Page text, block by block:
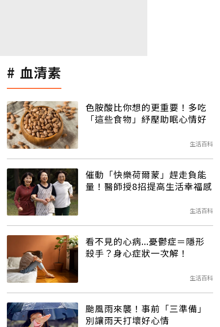
血清素
色胺酸比你想的更重要！多吃
「這些食物」紓壓助眠心情好
生活百科
催動「快樂荷爾蒙」趕走負能
量！醫師授8招提高生活幸福感
生活百科
看不見的心病...憂鬱症＝隱形
殺手？身心症狀一次解！
生活百科
颱風雨來襲！事前「三準備」
別讓雨天打壞好心情